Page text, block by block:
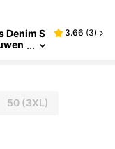
Denim S
3.66 (3)
50(3XL)